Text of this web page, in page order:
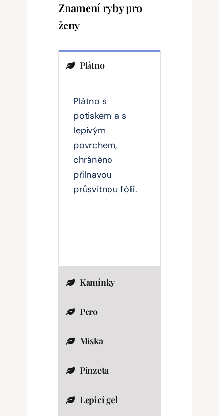
Znamení ryby pro
ženy
Plátno
Plátno s
potiskem a s
lepivým
povrchem,
chráněno
přilnavou
průsvitnou fólií.
Kamínky
Pero
Miska
Pinzeta
Lepicí gel